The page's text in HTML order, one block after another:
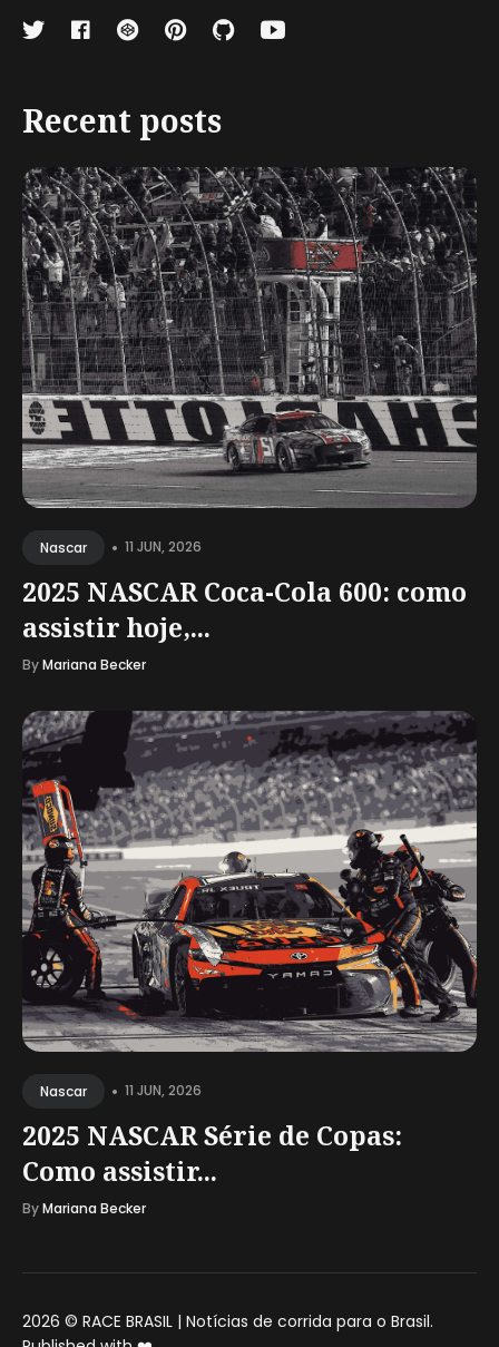
Recent posts
Nascar • 11 JUN, 2026
2025 NASCAR Coca-Cola 600: como
assistir hoje,...
ByMariana Becker
Nascar • 11 JUN, 2026
2025 NASCAR Série de Copas:
Como assistir...
ByMariana Becker
2026 © RACE BRASIL | Notícias de corrida para o Brasil.